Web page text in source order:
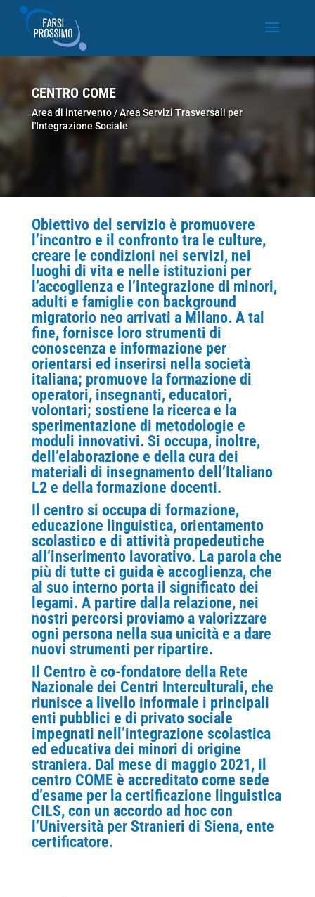
CENTRO COME
Area di intervento /Area Servizi Trasversali per
l'Integrazione Sociale
Obiettivo del servizio è promuovere
l’incontro e il confronto tra le culture,
creare le condizioni nei servizi, nei
luoghi di vita e nelle istituzioni per
l’accoglienza e l’integrazione di minori,
adulti e famiglie con background
migratorio neo arrivati a Milano. A tal
fine, fornisce loro strumenti di
conoscenza e informazione per
orientarsi ed inserirsi nella società
italiana; promuove la formazione di
operatori, insegnanti, educatori,
volontari; sostiene la ricerca e la
sperimentazione di metodologie e
moduli innovativi. Si occupa, inoltre,
dell’elaborazione e della cura dei
materiali di insegnamento dell’Italiano
L2 e della formazione docenti.
Il centro si occupa di formazione,
educazione linguistica, orientamento
scolastico e di attività propedeutiche
all’inserimento lavorativo. La parola che
più di tutte ci guida è accoglienza, che
al suo interno porta il significato dei
legami. A partire dalla relazione, nei
nostri percorsi proviamo a valorizzare
ogni persona nella sua unicità e a dare
nuovi strumenti per ripartire.
Il Centro è co-fondatore della Rete
Nazionale dei Centri Interculturali, che
riunisce a livello informale i principali
enti pubblici e di privato sociale
impegnati nell’integrazione scolastica
ed educativa dei minori di origine
straniera. Dal mese di maggio 2021, il
centro COME è accreditato come sede
d’esame per la certificazione linguistica
CILS, con un accordo ad hoc con
l’Università per Stranieri di Siena, ente
certificatore.